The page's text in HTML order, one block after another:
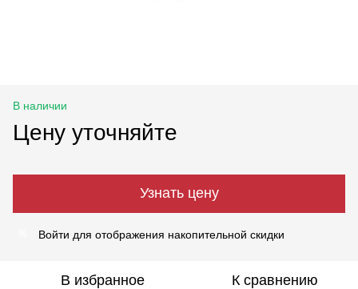
В наличии
Цену уточняйте
Узнать цену
Войти для отображения накопительной скидки
В избранное К сравнению